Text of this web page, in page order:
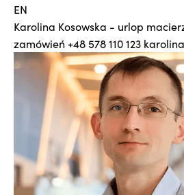
EN
Karolina Kosowska - urlop
zamówień +48 578 110 123